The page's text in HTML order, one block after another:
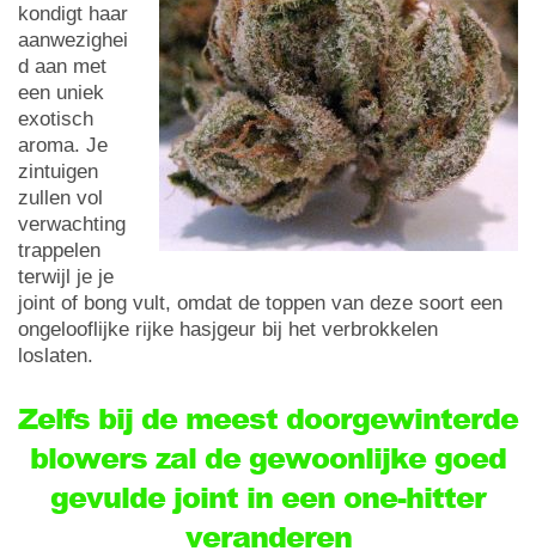
kondigt haar
aanwezighei
d aan met
een uniek
exotisch
aroma. Je
zintuigen
zullen vol
verwachting
trappelen
terwijl je je
joint of bong vult, omdat de toppen van deze soort een
ongelooflijke rijke hasjgeur bij het verbrokkelen
loslaten.
Zelfs bij de meest doorgewinterde
blowers zal de gewoonlijke goed
gevulde joint in een one-hitter
veranderen